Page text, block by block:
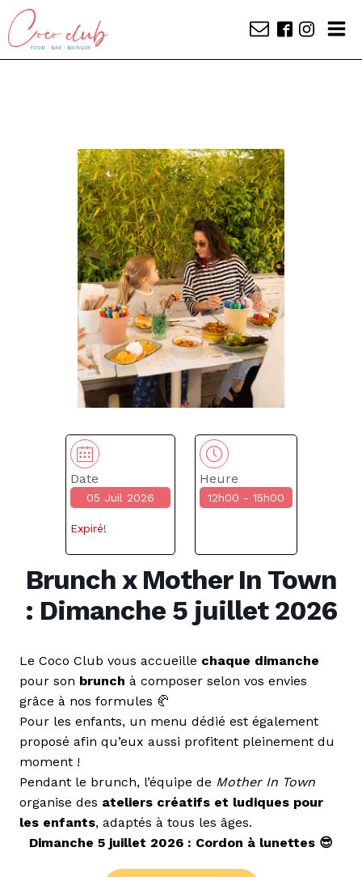
Date
05 Juil 2026
Expiré!
Heure
12h00 - 15h00
Brunch x Mother In Town
: Dimanche 5 juillet 2026
Le Coco Club vous accueille chaque dimanche
pour son brunch à composer selon vos envies
grâce à nos formules 🥐
Pour les enfants, un menu dédié est également
proposé afin qu’eux aussi profitent pleinement du
moment !
Pendant le brunch, l’équipe de Mother In Town
organise des ateliers créatifs et ludiques pour
les enfants, adaptés à tous les âges.
Dimanche 5 juillet 2026 : Cordon à lunettes 😎